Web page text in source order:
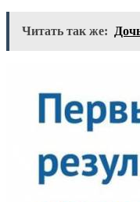
Читать так же: